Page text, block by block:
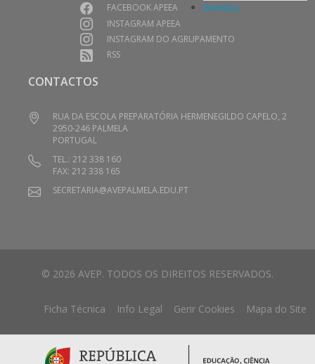
Eventos
FACEBOOK APEEA
INSTAGRAM APEEA
INSTAGRAM DO AGRUPAMENTO
RSS
CONTACTOS
RUA DA ESCOLA PREPARATÓRIA HERMENEGILDO CAPELO, 2
2950-246 PALMELA
PORTUGAL
TEL.: 212 338 160
FAX: 212 338 165
SECRETARIA@AVEPALMELA.EDU.PT
© 2026 AVEP. TODOS OS DIREITOS RESERVADOS.
Ficha Técnica Info Legal Gerir Cookies Mapa do Site